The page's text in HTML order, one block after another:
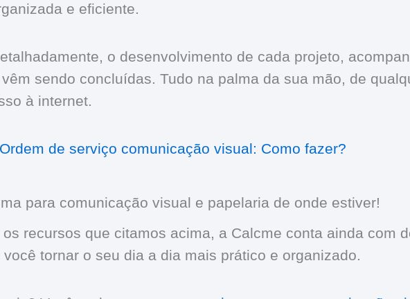
e eficiente.
o desenvolvimento de cada projeto,
sendo concluídas. Tudo na palma da sua mão, de
à internet.
Ordem de serviço comunicação visual: Como fazer?
para comunicação visual e papelaria de onde estiver!
recursos que citamos acima, a Calcme conta ainda com
tornar o seu dia a dia mais prático e organizado.